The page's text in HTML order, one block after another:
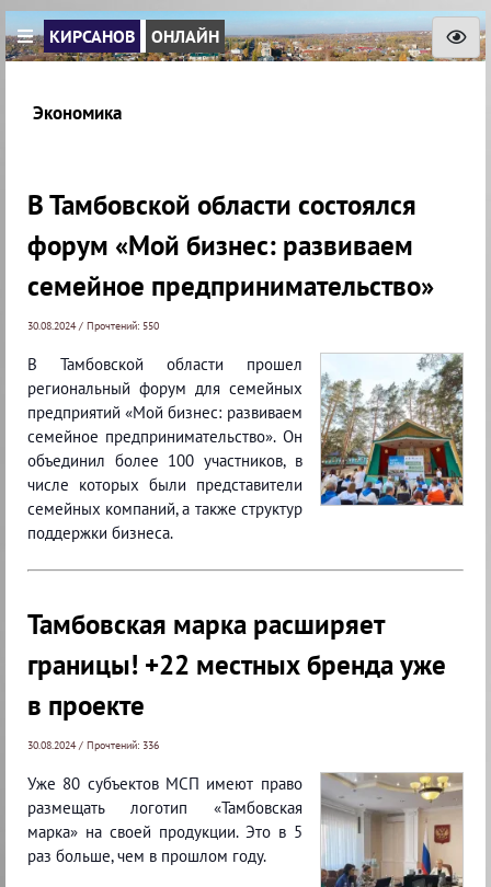
КИРСАНОВ ОНЛАЙН
Экономика
В Тамбовской области состоялся
форум «Мой бизнес: развиваем
семейное предпринимательство»
30.08.2024 / Прочтений: 550
В Тамбовской области прошел
региональный форум для семейных
предприятий «Мой бизнес: развиваем
семейное предпринимательство». Он
объединил более 100 участников, в
числе которых были представители
семейных компаний, а также структур
поддержки бизнеса.
Тамбовская марка расширяет
границы! +22 местных бренда уже
в проекте
30.08.2024 / Прочтений: 336
Уже 80 субъектов МСП имеют право
размещать логотип «Тамбовская
марка» на своей продукции. Это в 5
раз больше, чем в прошлом году.